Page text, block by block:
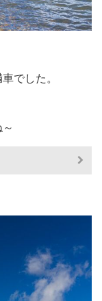
でした。